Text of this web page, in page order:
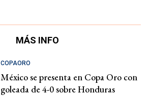
MÁS INFO
COPAORO
México se presenta en Copa Oro con
goleada de 4-0 sobre Honduras